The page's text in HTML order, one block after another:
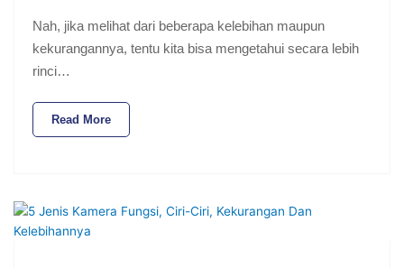
Nah, jika melihat dari beberapa kelebihan maupun
kekurangannya, tentu kita bisa mengetahui secara lebih
rinci…
Read More